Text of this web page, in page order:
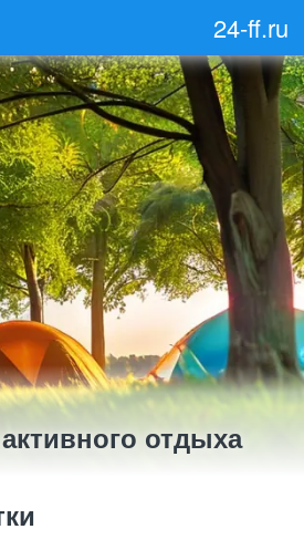
24-ff.ru
отдыха